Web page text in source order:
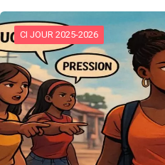
CI JOUR 2025-2026